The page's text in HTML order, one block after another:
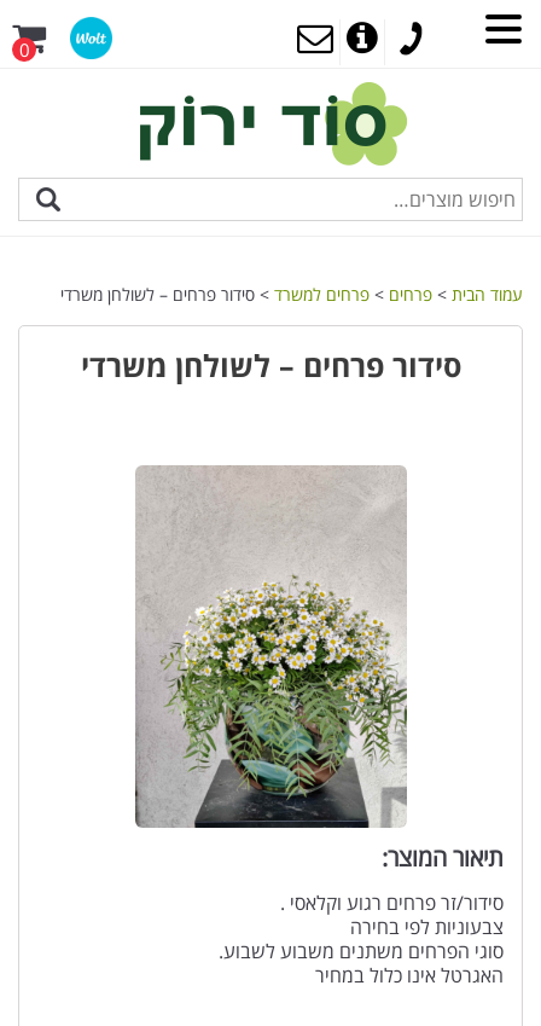
0
עמוד הבית > פרחים > פרחים למשרד > סידור פרחים – לשולחן משרדי
סידור פרחים – לשולחן משרדי
תיאור המוצר:
סידור/זר פרחים רגוע וקלאסי .
צבעוניות לפי בחירה
סוגי הפרחים משתנים משבוע לשבוע.
האגרטל אינו כלול במחיר